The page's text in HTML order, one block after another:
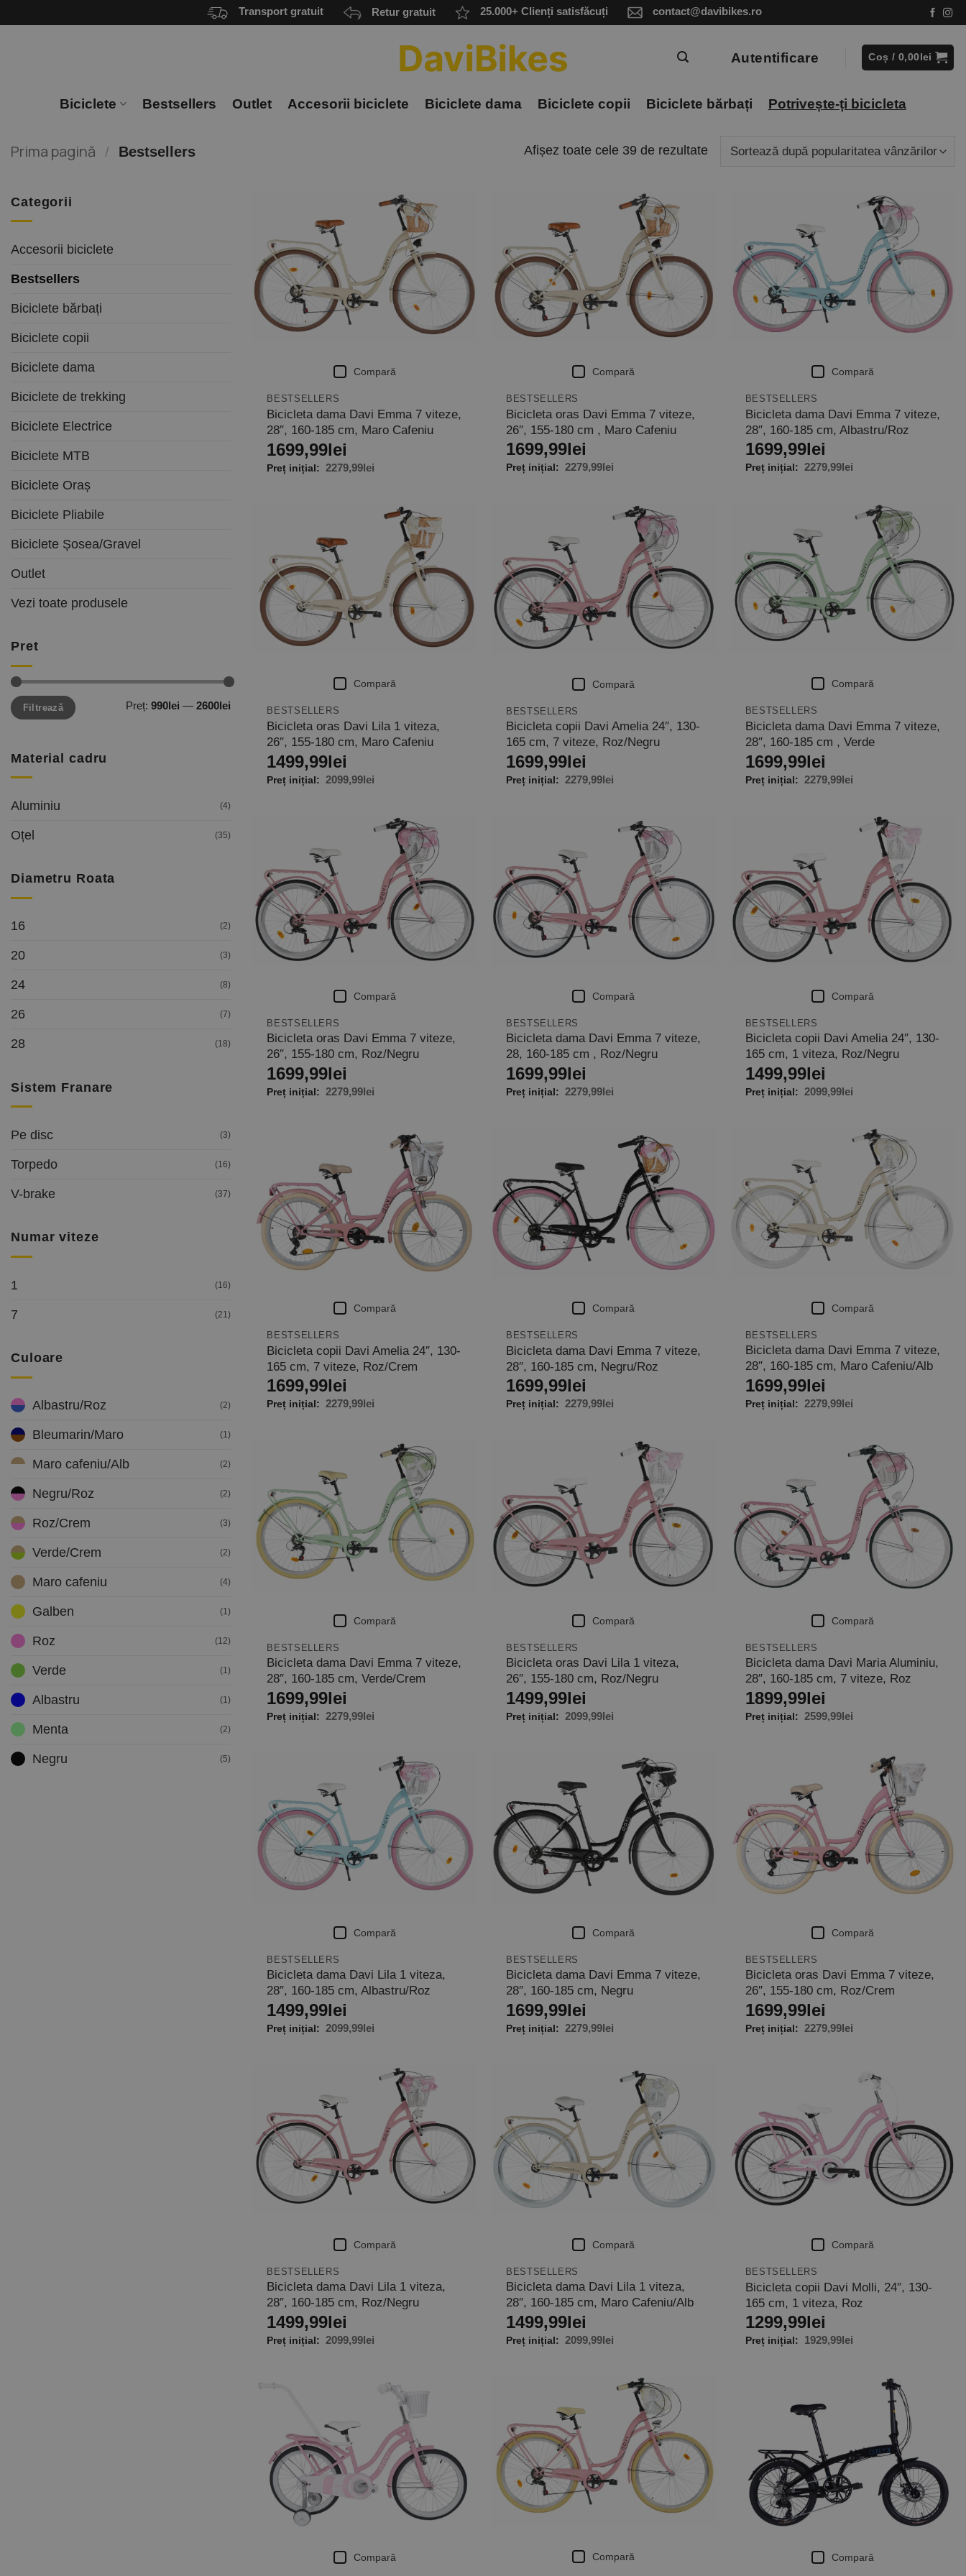
to
Transport gratuit Retur gratuit 25.000+ Clienți satisfăcuți contact@davibikes.ro
Autentificare Coș / 0,00lei
Biciclete Bestsellers Outlet Accesorii biciclete Biciclete dama Biciclete copii Biciclete bărbați Potrivește-ți bicicleta
Prima pagină / Bestsellers Afișez toate cele 39 de rezultateSortat
Categorii
Accesorii biciclete
Bestsellers
Biciclete bărbați
Biciclete copii
Biciclete dama
Biciclete de trekking
Biciclete Electrice
Biciclete MTB
Biciclete Oraș
Biciclete Pliabile
Biciclete Șosea/Gravel
Outlet
Vezi toate produsele
Pret
Preț
minim
Preț
maximFiltrează Preț: 990lei — 2600lei
Material cadru
Aluminiu (4)
Oțel (35)
Diametru Roata
16 (2)
20 (3)
24 (8)
26 (7)
28 (18)
Sistem Franare
Pe disc (3)
Torpedo (16)
V-brake (37)
Numar viteze
1 (16)
7 (21)
Culoare
Albastru/Roz (2)
Bleumarin/Maro (1)
Maro cafeniu/Alb (2)
Negru/Roz (2)
Roz/Crem (3)
Verde/Crem (2)
Maro cafeniu (4)
Galben (1)
Roz (12)
Verde (1)
Albastru (1)
Menta (2)
Negru (5)
Compară
BESTSELLERS
Bicicleta dama Davi Emma 7 viteze,
28″, 160-185 cm, Maro Cafeniu
1699,99lei
2279,99lei
Compară
BESTSELLERS
Bicicleta oras Davi Emma 7 viteze,
26″, 155-180 cm , Maro Cafeniu
1699,99lei
2279,99lei
Compară
BESTSELLERS
Bicicleta dama Davi Emma 7 viteze,
28″, 160-185 cm, Albastru/Roz
1699,99lei
2279,99lei
Compară
BESTSELLERS
Bicicleta oras Davi Lila 1 viteza,
26″, 155-180 cm, Maro Cafeniu
1499,99lei
2099,99lei
Compară
BESTSELLERS
Bicicleta copii Davi Amelia 24″, 130-
165 cm, 7 viteze, Roz/Negru
1699,99lei
2279,99lei
Compară
BESTSELLERS
Bicicleta dama Davi Emma 7 viteze,
28″, 160-185 cm , Verde
1699,99lei
2279,99lei
Compară
BESTSELLERS
Bicicleta oras Davi Emma 7 viteze,
26″, 155-180 cm, Roz/Negru
1699,99lei
2279,99lei
Compară
BESTSELLERS
Bicicleta dama Davi Emma 7 viteze,
28, 160-185 cm , Roz/Negru
1699,99lei
2279,99lei
Compară
BESTSELLERS
Bicicleta copii Davi Amelia 24″, 130-
165 cm, 1 viteza, Roz/Negru
1499,99lei
2099,99lei
Compară
BESTSELLERS
Bicicleta copii Davi Amelia 24″, 130-
165 cm, 7 viteze, Roz/Crem
1699,99lei
2279,99 lei
Compară
BESTSELLERS
Bicicleta dama Davi Emma 7 viteze,
28″, 160-185 cm, Negru/Roz
1699,99lei
2279,99lei
Compară
BESTSELLERS
Bicicleta dama Davi Emma 7 viteze,
28″, 160-185 cm, Maro Cafeniu/Alb
1699,99lei
2279,99lei
Compară
BESTSELLERS
Bicicleta dama Davi Emma 7 viteze,
28″, 160-185 cm, Verde/Crem
1699,99lei
2279,99lei
Compară
BESTSELLERS
Bicicleta oras Davi Lila 1 viteza,
26″, 155-180 cm, Roz/Negru
1499,99lei
2099,99lei
Compară
BESTSELLERS
Bicicleta dama Davi Maria Aluminiu,
28″, 160-185 cm, 7 viteze, Roz
1899,99lei
2599,99lei
Compară
BESTSELLERS
Bicicleta dama Davi Lila 1 viteza,
28″, 160-185 cm, Albastru/Roz
1499,99lei
2099,99lei
Compară
BESTSELLERS
Bicicleta dama Davi Emma 7 viteze,
28″, 160-185 cm, Negru
1699,99lei
2279,99lei
Compară
BESTSELLERS
Bicicleta oras Davi Emma 7 viteze,
26″, 155-180 cm, Roz/Crem
1699,99lei
2279,99lei
Compară
BESTSELLERS
Bicicleta dama Davi Lila 1 viteza,
28″, 160-185 cm, Roz/Negru
1499,99lei
2099,99lei
Compară
BESTSELLERS
Bicicleta dama Davi Lila 1 viteza,
28″, 160-185 cm, Maro Cafeniu/Alb
1499,99lei
2099,99lei
Compară
BESTSELLERS
Bicicleta copii Davi Molli, 24″, 130-
165 cm, 1 viteza, Roz
1299,99lei
1929,99lei
Compară Compară Compară